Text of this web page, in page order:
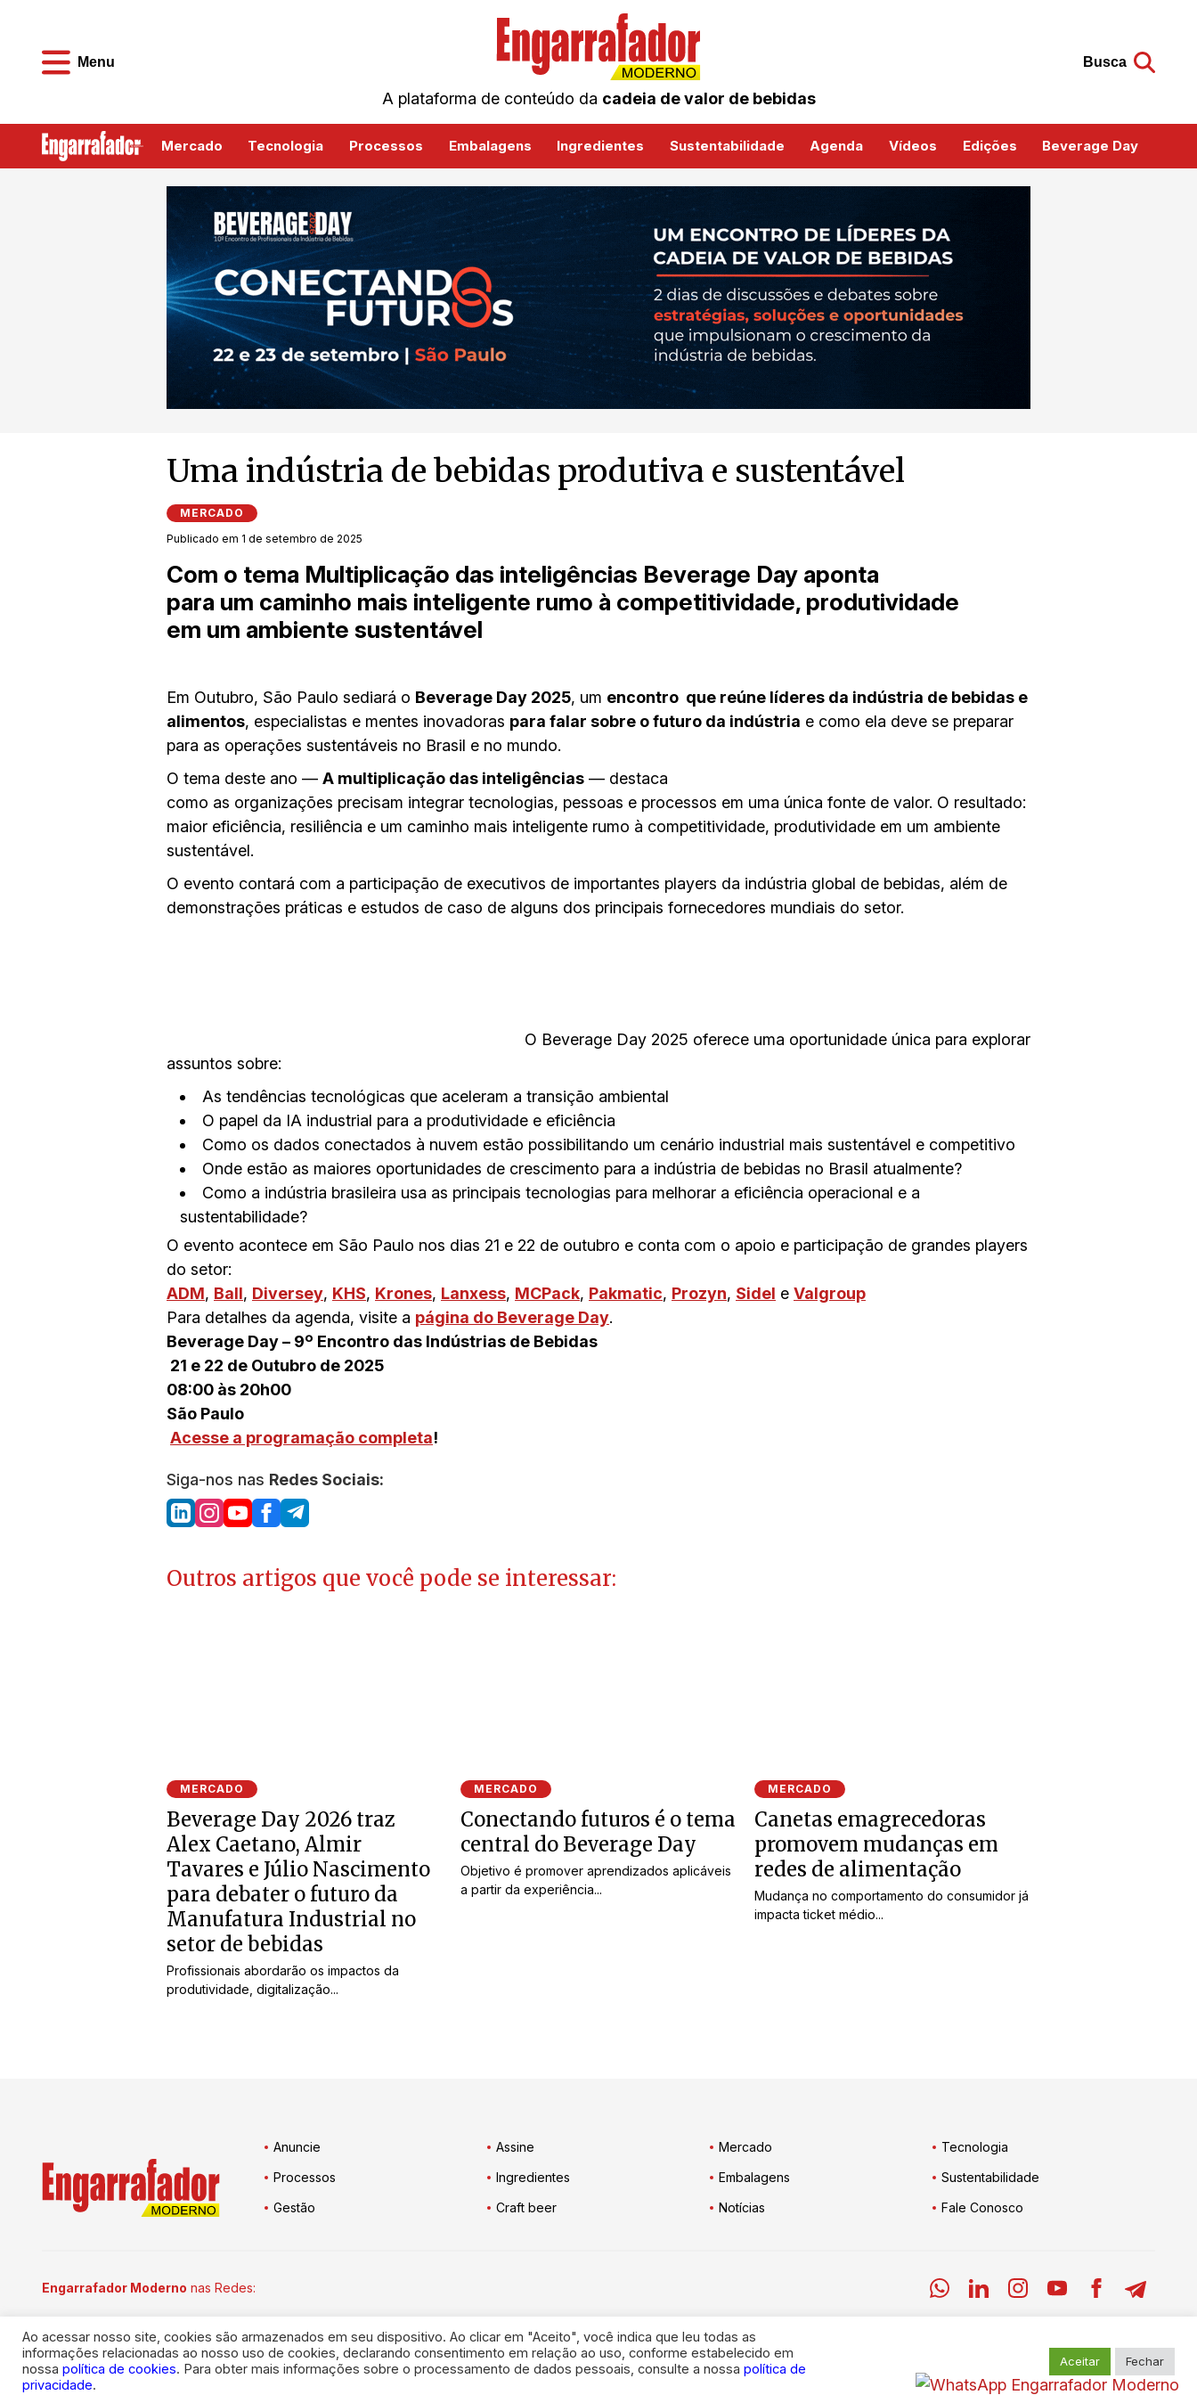
Menu
A plataforma de conteúdo da cadeia de valor de bebidas
Busca
Mercado Tecnologia Processos Embalagens Ingredientes Sustentabilidade Agenda Vídeos Edições Beverage Day
Uma indústria de bebidas produtiva e sustentável
MERCADO
Publicado em 1 de setembro de 2025
Com o tema Multiplicação das inteligências Beverage Day aponta
para um caminho mais inteligente rumo à competitividade, produtividade
em um ambiente sustentável
Em Outubro, São Paulo sediará o Beverage Day 2025, um encontro que reúne líderes da indústria de bebidas e
alimentos, especialistas e mentes inovadoras para falar sobre o futuro da indústria e como ela deve se preparar
para as operações sustentáveis no Brasil e no mundo.
O tema deste ano — A multiplicação das inteligências — destaca
como as organizações precisam integrar tecnologias, pessoas e processos em uma única fonte de valor. O resultado:
maior eficiência, resiliência e um caminho mais inteligente rumo à competitividade, produtividade em um ambiente
sustentável.
O evento contará com a participação de executivos de importantes players da indústria global de bebidas, além de
demonstrações práticas e estudos de caso de alguns dos principais fornecedores mundiais do setor.
O Beverage Day 2025 oferece uma oportunidade única para explorar
assuntos sobre:
As tendências tecnológicas que aceleram a transição ambiental
O papel da IA industrial para a produtividade e eficiência
Como os dados conectados à nuvem estão possibilitando um cenário industrial mais sustentável e competitivo
Onde estão as maiores oportunidades de crescimento para a indústria de bebidas no Brasil atualmente?
Como a indústria brasileira usa as principais tecnologias para melhorar a eficiência operacional e a
sustentabilidade?
O evento acontece em São Paulo nos dias 21 e 22 de outubro e conta com o apoio e participação de grandes players
do setor:
ADM, Ball, Diversey, KHS, Krones, Lanxess, MCPack, Pakmatic, Prozyn, Sidel e Valgroup
Para detalhes da agenda, visite a página do Beverage Day.
Beverage Day – 9º Encontro das Indústrias de Bebidas
21 e 22 de Outubro de 2025
08:00 às 20h00
São Paulo
Acesse a programação completa!
Siga-nos nas Redes Sociais:
Outros artigos que você pode se interessar:
MERCADO
Beverage Day 2026 traz
Alex Caetano, Almir
Tavares e Júlio Nascimento
para debater o futuro da
Manufatura Industrial no
setor de bebidas
Profissionais abordarão os impactos da
produtividade, digitalização...
MERCADO
Conectando futuros é o tema
central do Beverage Day
Objetivo é promover aprendizados aplicáveis
a partir da experiência...
MERCADO
Canetas emagrecedoras
promovem mudanças em
redes de alimentação
Mudança no comportamento do consumidor já
impacta ticket médio...
Anuncie Assine Mercado
Tecnologia
Processos
Ingredientes Embalagens
Sustentabilidade
Gestão
Craft beer Notícias Fale Conosco
Engarrafador Moderno nas Redes:
© 2026Engarrafador Moderno. Todos os direitos reservados.
Ao acessar nosso site, cookies são armazenados em seu dispositivo. Ao clicar em "Aceito", você indica que leu todas as
informações relacionadas ao nosso uso de cookies, declarando consentimento em relação ao uso, conforme estabelecido em
nossa política de cookies. Para obter mais informações sobre o processamento de dados pessoais, consulte a nossa política de
privacidade.
Aceitar Fechar